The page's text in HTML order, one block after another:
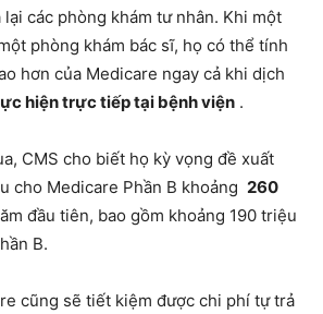
các phòng khám tư nhân. Khi một
phòng khám bác sĩ, họ có thể tính
hơn của Medicare ngay cả khi dịch
hiện trực tiếp tại bệnh viện .
CMS cho biết họ kỳ vọng đề xuất
cho Medicare Phần B khoảng 260
đầu tiên, bao gồm khoảng 190 triệu
B.
cũng sẽ tiết kiệm được chi phí tự trả